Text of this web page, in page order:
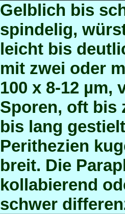
Gelblich bis
spindelig,
leicht bis
mit zwei oder
100 x 8-12 µm,
Sporen, oft bis
bis lang
Perithezien
breit. Die
kollabierend
schwer